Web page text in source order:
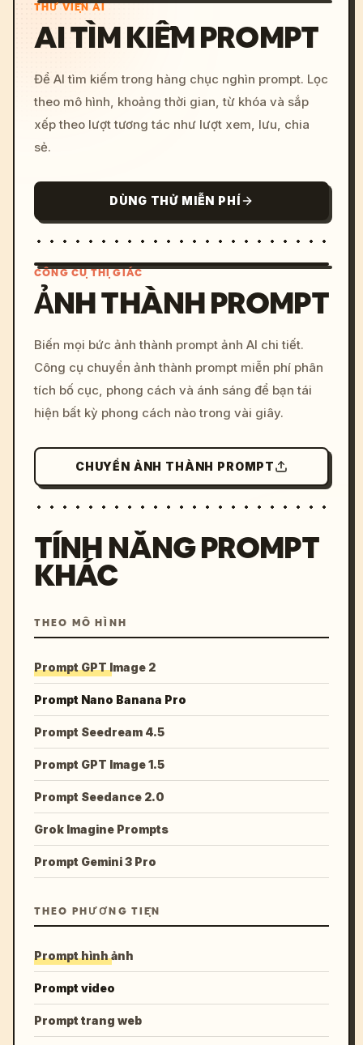
THƯ VIỆN AI
AI TÌM KIẾM PROMPT
Để AI tìm kiếm trong hàng chục nghìn prompt. Lọc
theo mô hình, khoảng thời gian, từ khóa và sắp
xếp theo lượt tương tác như lượt xem, lưu, chia
sẻ.
DÙNG THỬ MIỄN PHÍ
c, cyberpunk sunset, neon
colors, 8k --v 6.0
CÔNG CỤ THỊ GIÁC
ẢNH THÀNH PROMPT
Biến mọi bức ảnh thành prompt ảnh AI chi tiết.
Công cụ chuyển ảnh thành prompt miễn phí phân
tích bố cục, phong cách và ánh sáng để bạn tái
hiện bất kỳ phong cách nào trong vài giây.
CHUYỂN ẢNH THÀNH PROMPT
TÍNH NĂNG PROMPT
KHÁC
THEO MÔ HÌNH
Prompt GPT Image 2
Prompt Nano Banana Pro
Prompt Seedream 4.5
Prompt GPT Image 1.5
Prompt Seedance 2.0
Grok Imagine Prompts
Prompt Gemini 3 Pro
THEO PHƯƠNG TIỆN
Prompt hình ảnh
Prompt video
Prompt trang web